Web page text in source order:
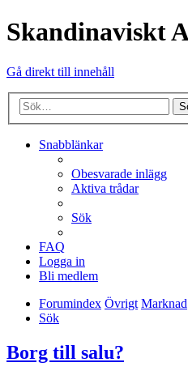
Skandinaviskt
Gå direkt till innehåll
Snabblänkar
Obesvarade inlägg
Aktiva trådar
Sök
FAQ
Logga in
Bli medlem
Forumindex Övrigt Marknad
Sök
Borg till salu?